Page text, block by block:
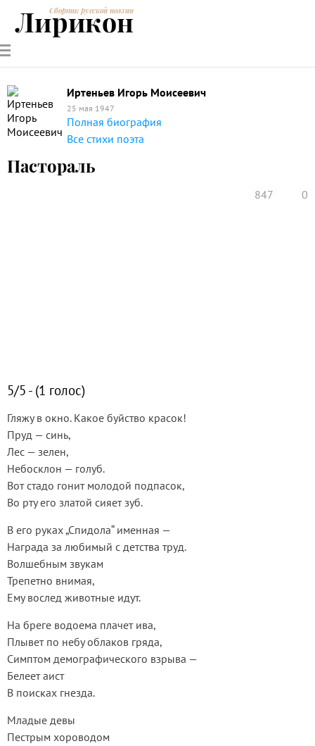
РУССКИЕ
ПОЭТЫ
СОВРЕМЕННИКИЭНЦИКЛОПЕДИЯ
ПОЭЗИИ
Сборник русской поэзии
Лирикон
Иртеньев Игорь Моисеевич
25 мая 1947
Полная биография
Все стихи поэта
Пастораль
847 0
5/5 - (1 голос)
Гляжу в окно. Какое буйство красок!
Пруд — синь,
Лес — зелен,
Небосклон — голуб.
Вот стадо гонит молодой подпасок,
Во рту его златой сияет зуб.
В его руках „Спидола“ именная —
Награда за любимый с детства труд.
Волшебным звукам
Трепетно внимая,
Ему вослед животные идут.
На бреге водоема плачет ива,
Плывет по небу облаков гряда,
Симптом демографического взрыва —
Белеет аист
В поисках гнезда.
Младые девы
Пестрым хороводом